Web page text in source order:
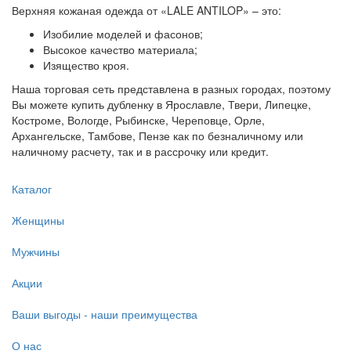
Верхняя кожаная одежда от «LALE ANTILOP» – это:
Изобилие моделей и фасонов;
Высокое качество материала;
Изящество кроя.
Наша торговая сеть представлена в разных городах, поэтому
Вы можете купить дубленку в Ярославле, Твери, Липецке,
Костроме, Вологде, Рыбинске, Череповце, Орле,
Архангельске, Тамбове, Пензе как по безналичному или
наличному расчету, так и в рассрочку или кредит.
Каталог
Женщины
Мужчины
Акции
Ваши выгоды - наши преимущества
О нас